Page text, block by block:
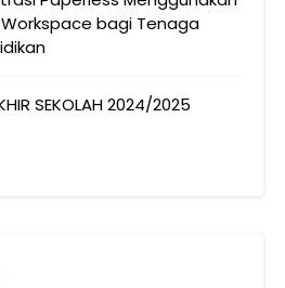
bagi Tenaga
SEKOLAH 2024/2025